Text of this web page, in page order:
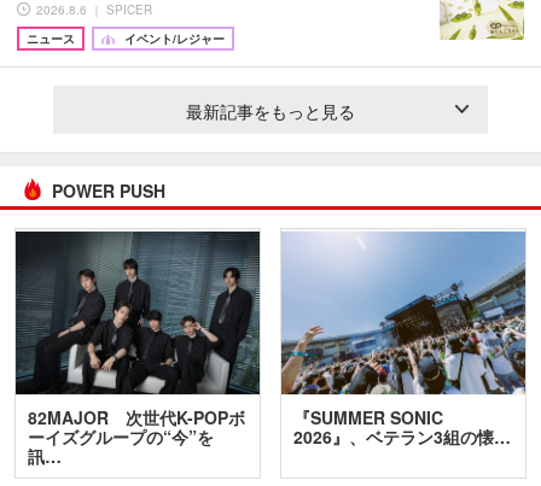
2026.8.6 ｜ SPICER
ニュース
イベント/レジャー
最新記事をもっと見る
POWER PUSH
82MAJOR 次世代K-POPボ
ーイズグループの“今”を
訊…
『SUMMER SONIC
2026』、ベテラン3組の懐…